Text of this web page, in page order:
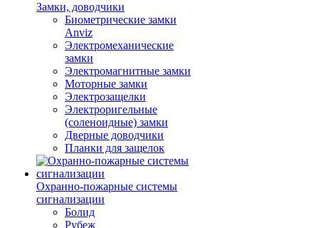
Замки, доводчики
Биометрические замки
Anviz
Электромеханические
замки
Электромагнитные замки
Моторные замки
Электрозащелки
Электроригельные
(cоленоидные) замки
Дверные доводчики
Планки для защелок
Охранно-пожарные системы
сигнализации
Болид
Рубеж